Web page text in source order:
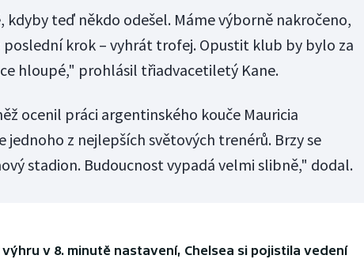
kdyby teď někdo odešel. Máme výborně nakročeno,
krok – vyhrát trofej. Opustit klub by bylo za
hloupé," prohlásil třiadvacetiletý Kane.
ocenil práci argentinského kouče Mauricia
jednoho z nejlepších světových trenérů. Brzy se
stadion. Budoucnost vypadá velmi slibně," dodal.
v 8. minutě nastavení, Chelsea si pojistila vedení